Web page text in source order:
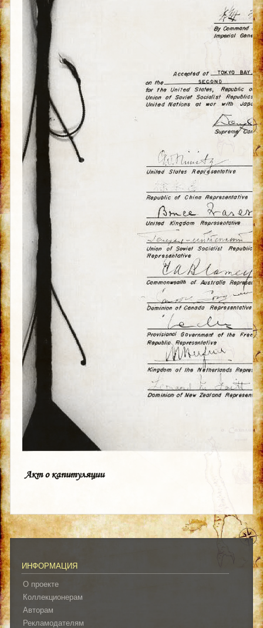
Акт о капитуляции
ИНФОРМАЦИЯ
О проекте
Коллекционерам
Авторам
Рекламодателям